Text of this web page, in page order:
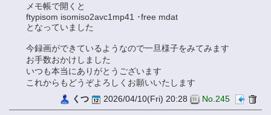
メモ帳で開くと
ftypisom isomiso2avc1mp41 ･free mdat
となっていました
今録画ができているようなので一旦様子をみてみます
お手数おかけしました
いつも本当にありがとうございます
これからもどうぞよろしくお願いいたします
くつ
2026/04/10(Fri) 20:28 No.245